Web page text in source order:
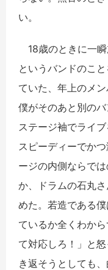
い。
18歳のときに一
というバンドのこ
ていた、年上のメ
僕がそのあと別のバ
ステージ袖でライ
スピーディーでか
ージの内側ならで
か、ドラムの石丸
めた。若造である
ているか全くわか
て対応しろ！」と
き返そうとしても